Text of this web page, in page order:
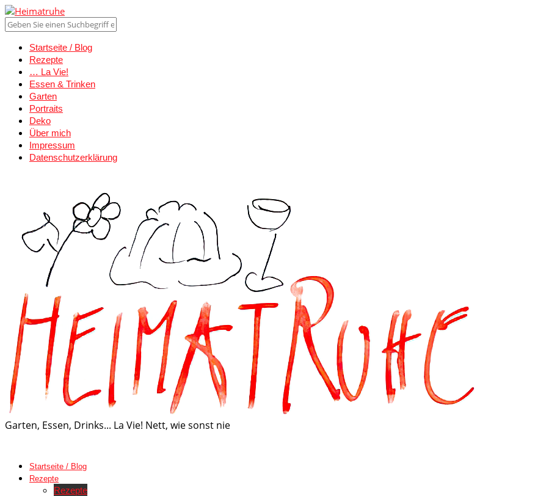
Startseite / Blog
Rezepte
… La Vie!
Essen & Trinken
Garten
Portraits
Deko
Über mich
Impressum
Datenschutzerklärung
Garten, Essen, Drinks... La Vie! Nett, wie sonst nie
Startseite / Blog
Rezepte
Rezepte